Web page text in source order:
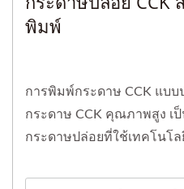
พิมพ์
การพิมพ์กระดาษ CCK แบบ
กระดาษ CCK คุณภาพสูง เ
กระดาษปล่อยที่ใช้เทคโนโ